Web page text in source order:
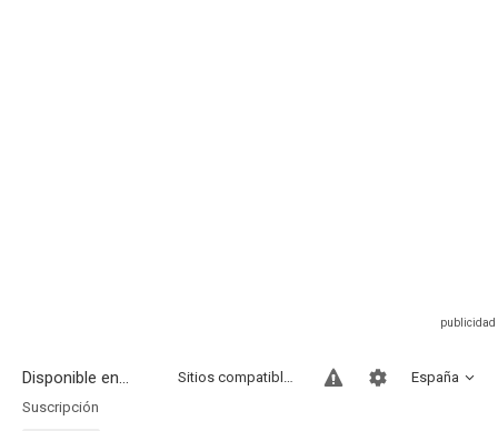
Disponible en... España
Sitios compatibles
Suscripción